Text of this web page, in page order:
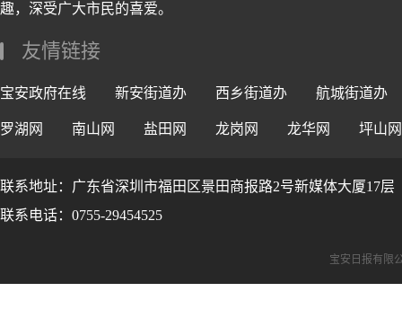
趣，深受广大市民的喜爱。
友情链接
宝安政府在线 新安街道办 西乡街道办 航城街道办
罗湖网 南山网 盐田网 龙岗网 龙华网 坪山网
联系地址：广东省深圳市福田区景田商报路2号新媒体大厦17层
联系电话：0755-29454525
宝安日报有限